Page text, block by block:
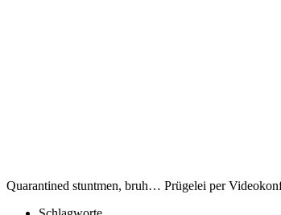
Quarantined stuntmen, bruh… Prügelei per